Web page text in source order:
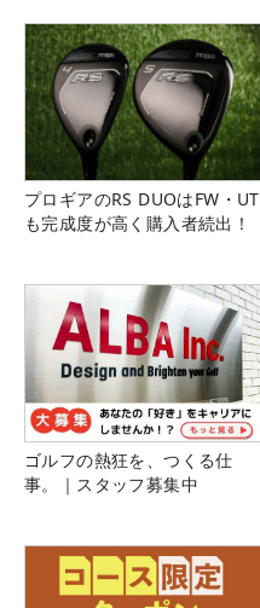
プロギアのRS DUOはFW・UT
も完成度が高く購入者続出！
ゴルフの熱狂を、つくる仕
事。｜スタッフ募集中